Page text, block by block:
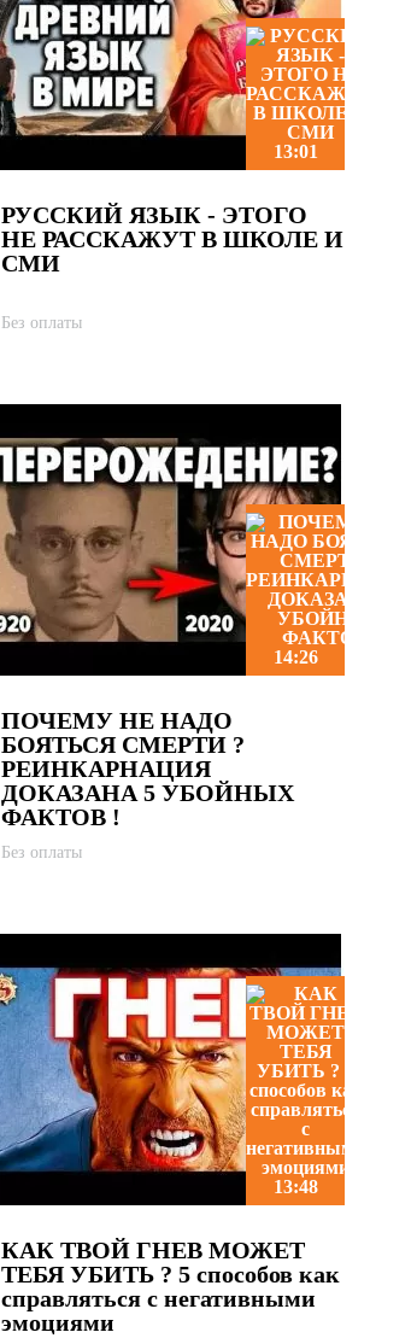
13:01
РУССКИЙ ЯЗЫК - ЭТОГО
НЕ РАССКАЖУТ В ШКОЛЕ И
СМИ
Без оплаты
14:26
ПОЧЕМУ НЕ НАДО
БОЯТЬСЯ СМЕРТИ ?
РЕИНКАРНАЦИЯ
ДОКАЗАНА 5 УБОЙНЫХ
ФАКТОВ !
Без оплаты
13:48
КАК ТВОЙ ГНЕВ МОЖЕТ
ТЕБЯ УБИТЬ ? 5 способов как
справляться с негативными
эмоциями